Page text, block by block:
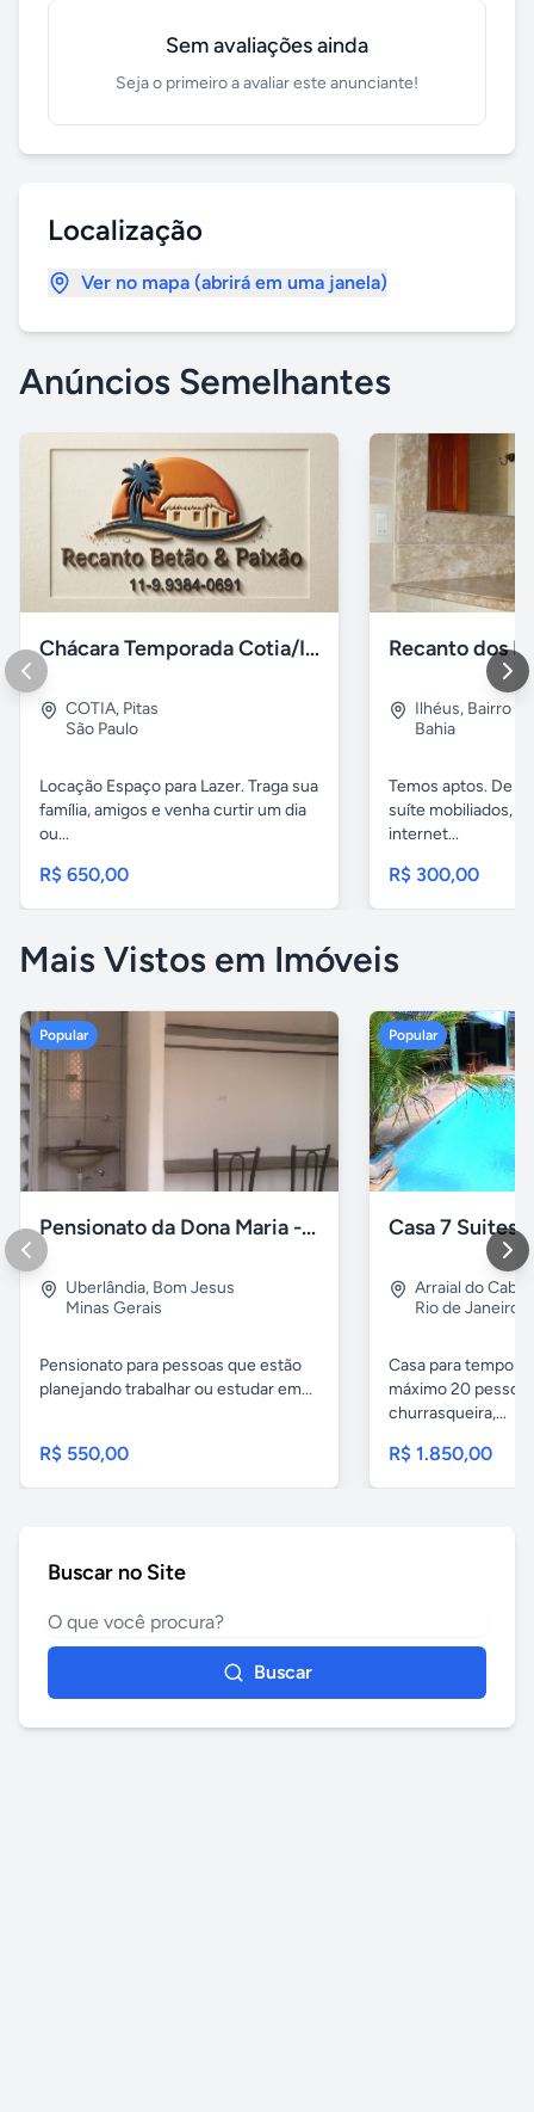
Sem avaliações ainda
Seja o primeiro a avaliar este anunciante!
Localização
Ver no mapa (abrirá em uma janela)
Anúncios Semelhantes
Chácara Temporada Cotia/Itapevi
COTIA, Pitas
São Paulo
Locação Espaço para Lazer. Traga sua
família, amigos e venha curtir um dia
ou...
R$ 650,00
Recanto dos
Ilhéus, Bairro
Bahia
Temos aptos. De
suíte mobiliados,
internet...
R$ 300,00
Mais Vistos em Imóveis
Popular
Pensionato da Dona Maria - Uberlândia/MG
Uberlândia, Bom Jesus
Minas Gerais
Pensionato para pessoas que estão
planejando trabalhar ou estudar em...
R$ 550,00
Popular
Arraial do Cabo
Rio de Janeiro
Casa para
máximo 20
churrasqueira,...
R$ 1.850,00
Buscar no Site
Buscar